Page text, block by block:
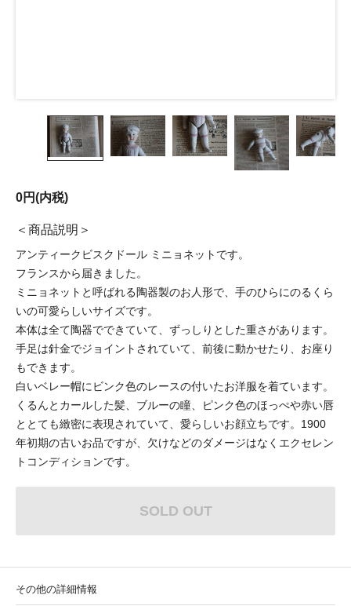
0円(内税)
商品説明
アンティークビスクドール ミニョネットです。
フランスから届きました。
ミニョネットと呼ばれる陶器製のお人形で、手のひらにのるくら
いの可愛らしいサイズです。
本体は全て陶器でできていて、ずっしりとした重さがあります。
手足は針金でジョイントされていて、前後に動かせたり、お座り
もできます。
白いベレー帽にビンク色のレースの付いたお洋服を着ています。
くるんとカールした髪、ブルーの瞳、ピンク色のほっぺや赤い唇
ととても緻密に表現されていて、愛らしいお顔立ちです。1900
年初期の古いお品ですが、欠けなどのダメージはなくエクセレン
トコンディションです。
SOLD OUT
その他の詳細情報